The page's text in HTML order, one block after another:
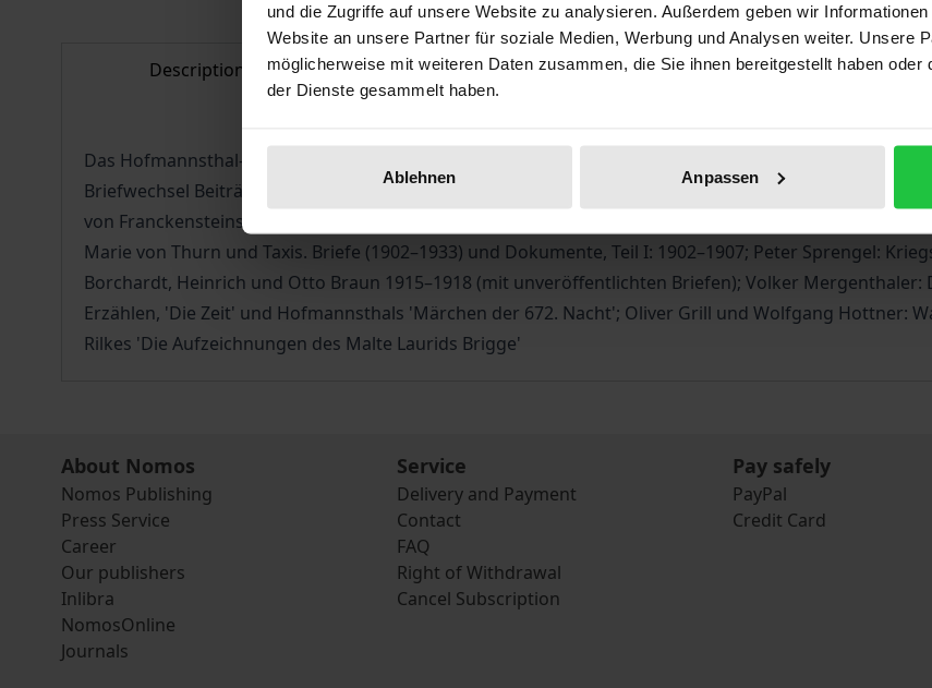
und die Zugriffe auf unsere Website zu analysieren. Außerdem geben wir
Website an unsere Partner für soziale Medien, Werbung und Analysen weiter. Unsere
möglicherweise mit weiteren Daten zusammen, die Sie ihnen bereitgestellt haben
der Dienste gesammelt haben.
Ablehnen Anpassen
Description Bibliographical data Additional material
Das Hofmannsthal-Jahrbuch ist weltweit das wichtigste Organ der Hofmannsthal-Forschung. Es
Briefwechsel Beiträge namhafter Wissenschaftler zur europäischen Kultur der Moderne: Hugo von
von Franckensteins Ernennung zum Münchner Hoftheaterintendanten 1912. Ein wiederentdecktes
Marie von Thurn und Taxis. Briefe (1902–1933) und Dokumente, Teil I: 1902–1907; Peter Sprengel:
Borchardt, Heinrich und Otto Braun 1915–1918 (mit unveröffentlichten Briefen); Volker Mergenthaler:
Erzählen, 'Die Zeit' und Hofmannsthals 'Märchen der 672. Nacht'; Oliver Grill und Wolfgang Hottner:
Rilkes 'Die Aufzeichnungen des Malte Laurids Brigge'
About Nomos
Nomos Publishing
Press Service
Career
Our publishers
Inlibra
NomosOnline
Journals
Service
Delivery and Payment
Contact
FAQ
Right of Withdrawal
Cancel Subscription
Pay safely
PayPal
Credit Card